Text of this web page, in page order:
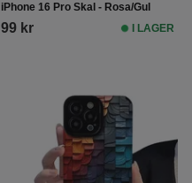
iPhone 16 Pro Skal - Rosa/Gul
99 kr I LAGER